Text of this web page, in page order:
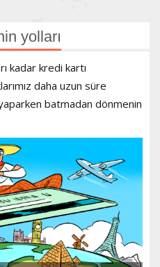
yolları
kadar kredi kartı
daha uzun süre
batmadan dönmenin